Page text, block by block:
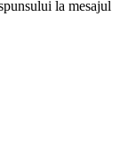
la mesajul